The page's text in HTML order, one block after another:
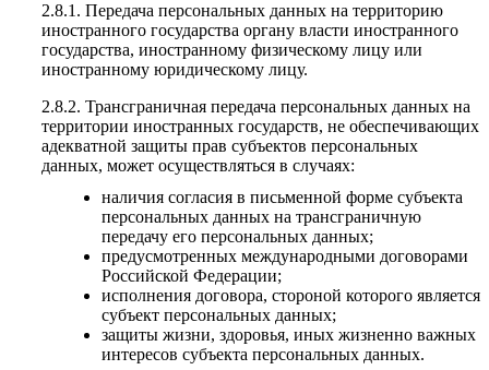
2.8.1. Передача персональных данных на территорию
иностранного государства органу власти иностранного
государства, иностранному физическому лицу или
иностранному юридическому лицу.
2.8.2. Трансграничная передача персональных данных на
территории иностранных государств, не обеспечивающих
адекватной защиты прав субъектов персональных
данных, может осуществляться в случаях:
наличия согласия в письменной форме субъекта
персональных данных на трансграничную
передачу его персональных данных;
предусмотренных международными договорами
Российской Федерации;
исполнения договора, стороной которого является
субъект персональных данных;
защиты жизни, здоровья, иных жизненно важных
интересов субъекта персональных данных.